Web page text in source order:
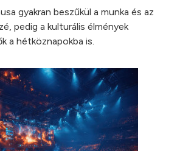
gyakran beszűkül a munka és az
pedig a kulturális élmények
a hétköznapokba is.